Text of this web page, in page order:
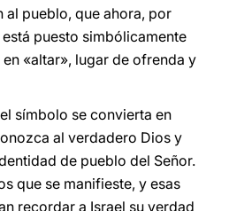
al pueblo, que ahora, por
puesto simbólicamente
«altar», lugar de ofrenda y
símbolo se convierta en
al verdadero Dios y
de pueblo del Señor.
que se manifieste, y esas
recordar a Israel su verdad